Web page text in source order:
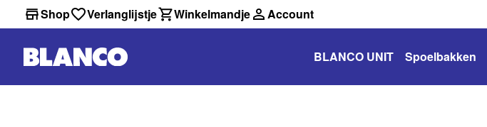
Shop Verlanglijstje Winkelmandje Account
BLANCO UNIT Spoelbakken